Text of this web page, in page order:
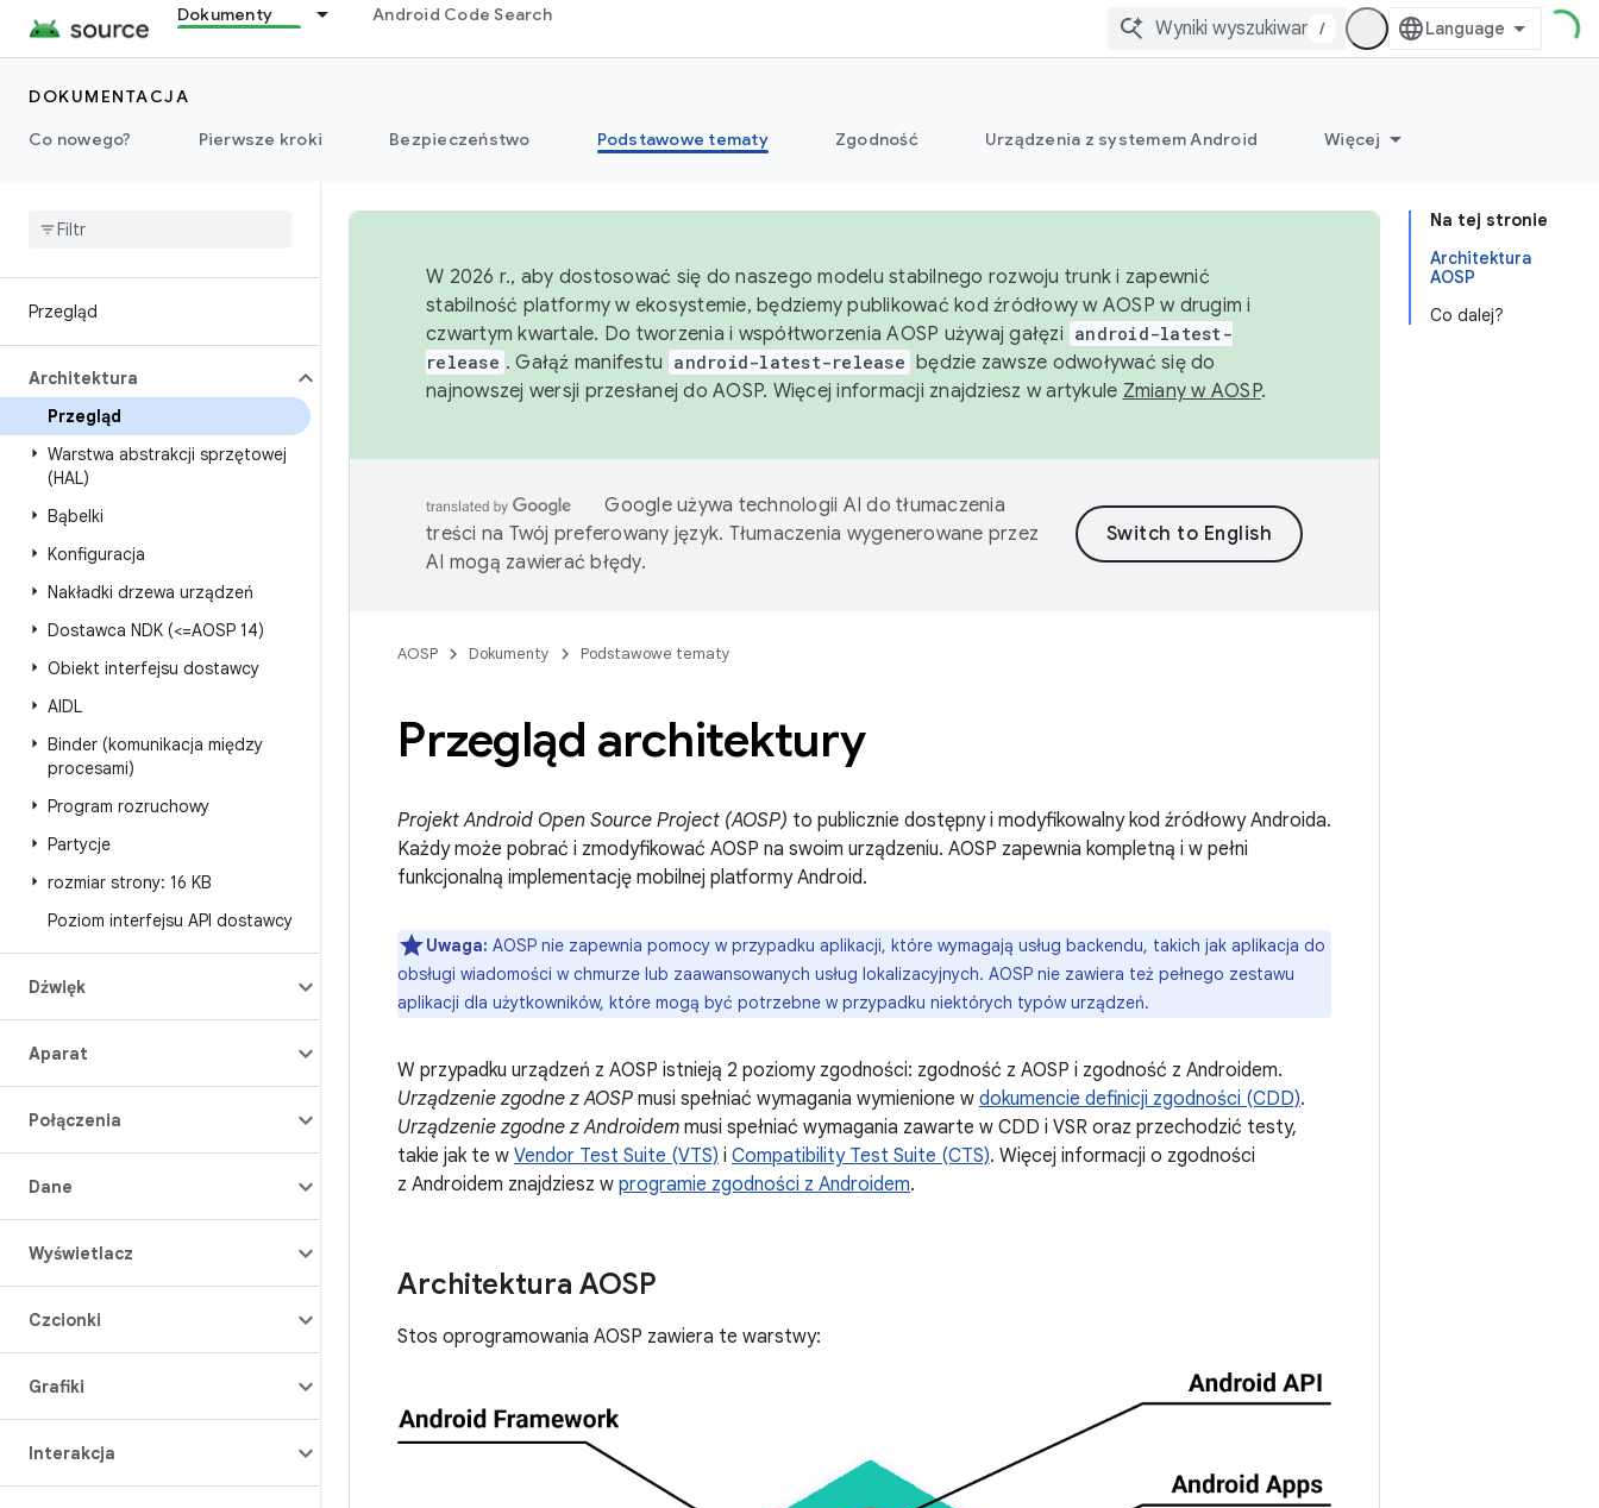
Dokumenty Android Code Search
/
DOKUMENTACJA
Co nowego?
Pierwsze kroki Bezpieczeństwo Podstawowe tematy Zgodność Urządzenia z systemem Android Więcej
Przegląd
Architektura
Przegląd
Warstwa abstrakcji sprzętowej
(HAL)
Bąbelki
Konfiguracja
Nakładki drzewa urządzeń
Dostawca NDK (<=AOSP 14)
Obiekt interfejsu dostawcy
AIDL
Binder (komunikacja między
procesami)
Program rozruchowy
Partycje
rozmiar strony: 16 KB
Poziom interfejsu API dostawcy
Dźwięk
Aparat
Połączenia
Dane
Wyświetlacz
Czcionki
Grafiki
Interakcja
Na tej stronie
Architektura
AOSP
Co dalej?
W 2026 r., aby dostosować się do naszego modelu stabilnego rozwoju trunk i zapewnić
stabilność platformy w ekosystemie, będziemy publikować kod źródłowy w AOSP w drugim i
czwartym kwartale. Do tworzenia i współtworzenia AOSP używaj gałęzi android-latest-
release . Gałąź manifestu android-latest-release będzie zawsze odwoływać się do
najnowszej wersji przesłanej do AOSP. Więcej informacji znajdziesz w artykule Zmiany w AOSP.
Google używa technologii AI do tłumaczenia
treści na Twój preferowany język. Tłumaczenia wygenerowane przez
AI mogą zawierać błędy.
AOSP Dokumenty Podstawowe tematy
Przegląd architektury
Projekt Android Open Source Project (AOSP) to publicznie dostępny i modyfikowalny kod źródłowy Androida.
Każdy może pobrać i zmodyfikować AOSP na swoim urządzeniu. AOSP zapewnia kompletną i w pełni
funkcjonalną implementację mobilnej platformy Android.
Uwaga: AOSP nie zapewnia pomocy w przypadku aplikacji, które wymagają usług backendu, takich jak aplikacja do
obsługi wiadomości w chmurze lub zaawansowanych usług lokalizacyjnych. AOSP nie zawiera też pełnego zestawu
aplikacji dla użytkowników, które mogą być potrzebne w przypadku niektórych typów urządzeń.
W przypadku urządzeń z AOSP istnieją 2 poziomy zgodności: zgodność z AOSP i zgodność z Androidem.
Urządzenie zgodne z AOSP musi spełniać wymagania wymienione w dokumencie definicji zgodności (CDD).
Urządzenie zgodne z Androidem musi spełniać wymagania zawarte w CDD i VSR oraz przechodzić testy,
takie jak te w Vendor Test Suite (VTS) i Compatibility Test Suite (CTS). Więcej informacji o zgodności
z Androidem znajdziesz w programie zgodności z Androidem.
Architektura AOSP
Stos oprogramowania AOSP zawiera te warstwy: